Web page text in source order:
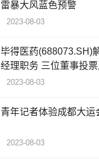
雷暴大风蓝色预警
2023-08-03
毕得医药(688073.SH)
经理职务 三位董事投
2023-08-03
青年记者体验成都大运
2023-08-03